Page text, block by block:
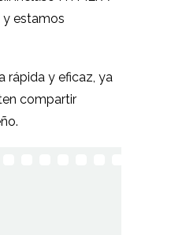
y estamos
rápida y eficaz, ya
compartir